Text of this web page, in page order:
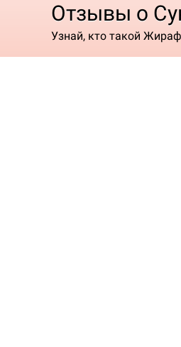
Отзывы о
Узнай, кто такой